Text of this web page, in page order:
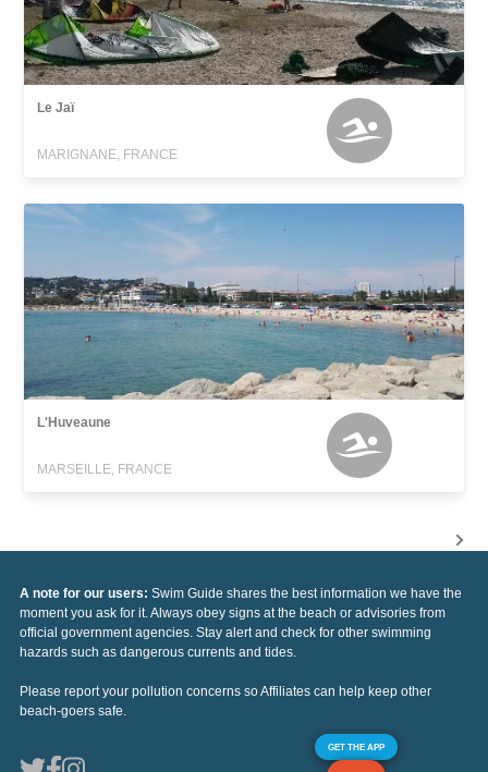
Le Jaï
MARIGNANE, FRANCE
L'Huveaune
MARSEILLE, FRANCE
A note for our users: Swim Guide shares the best information we have the
moment you ask for it. Always obey signs at the beach or advisories from
official government agencies. Stay alert and check for other swimming
hazards such as dangerous currents and tides.
Please report your pollution concerns so Affiliates can help keep other
beach-goers safe.
GET THE APP